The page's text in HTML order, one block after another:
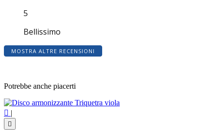
5
Bellissimo
MOSTRA ALTRE RECENSIONI
Potrebbe anche piacerti
 |
